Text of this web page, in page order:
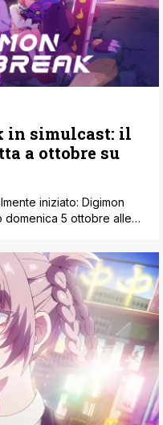
in simulcast: il
a ottobre su
iniziato: Digimon
domenica 5 ottobre alle
nuova, attesissima
Toei Animation, che ha
internazionale della
in [']